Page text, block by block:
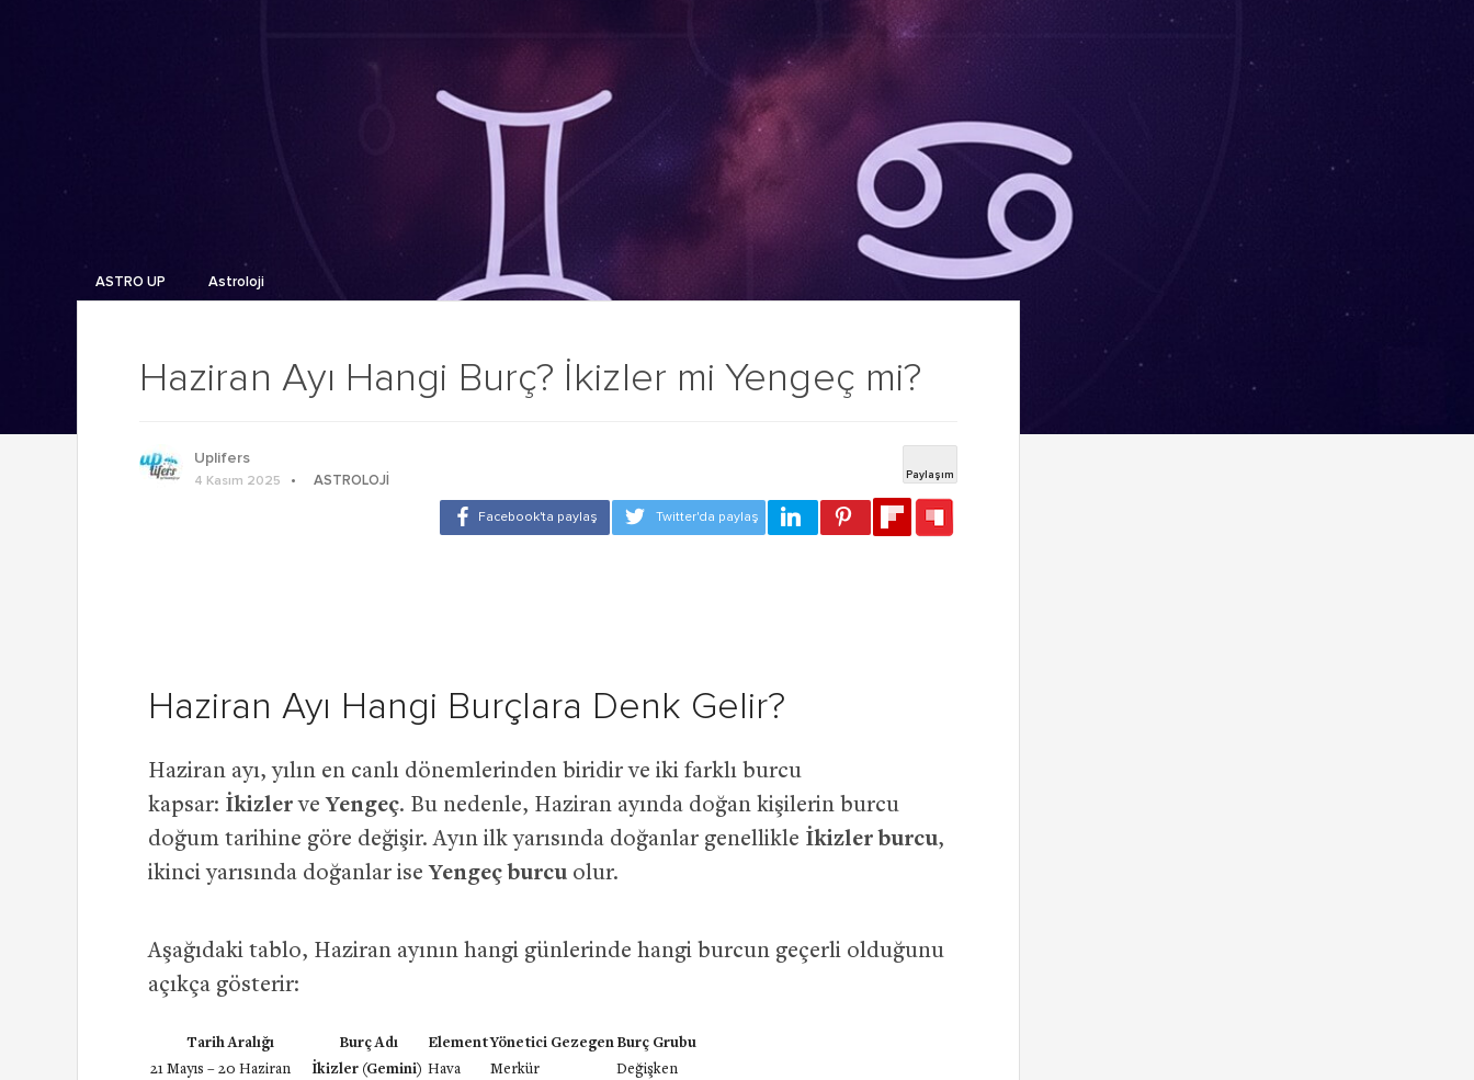
Haziran Ayı Hangi Burç? İkizler mi Yengeç mi?
ASTRO UP Astroloji
Uplifers
4 Kasım 2025 ASTROLOJI
Haziran Ayı Hangi Burçlara Denk Gelir?
Haziran ayı, yılın en canlı dönemlerinden biridir ve iki farklı burcu
kapsar: İkizlerve Yengeç. Bu nedenle, Haziran ayında doğan kişilerin burcu
doğum tarihine göre değişir. Ayın ilk yarısında doğanlar genellikle İkizler burcu,
ikinci yarısında doğanlar ise Yengeç burcu olur.
Aşağıdaki tablo, Haziran ayının hangi günlerinde hangi burcun geçerli olduğunu
açıkça gösterir:
Tarih Aralığı Burç Adı ElementYönetici Gezegen Burç Grubu
21 Mayıs – 20 Haziran
İkizler (Gemini) Hava Merkür
Değişken